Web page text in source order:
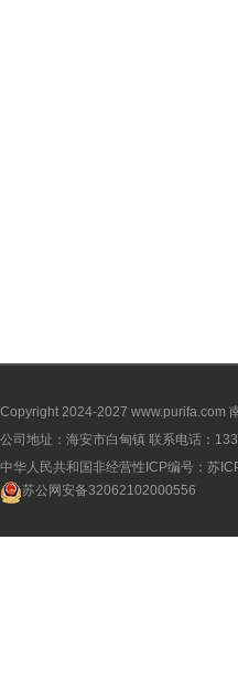
Copyright 2024-2027 www.purifa.com
公司地址：海安市白甸镇 联系电话：
中华人民共和国非经营性ICP编号： 苏
苏公网安备32062102000556